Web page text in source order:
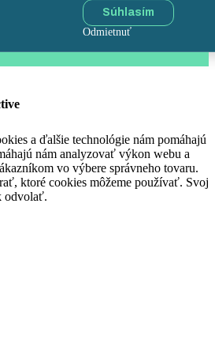
Súhlasím
Odmietnuť
a ďalšie technológie nám pomáhajú
nám analyzovať výkon webu a
vo výbere správneho tovaru.
ktoré cookies môžeme používať. Svoj
odvolať.